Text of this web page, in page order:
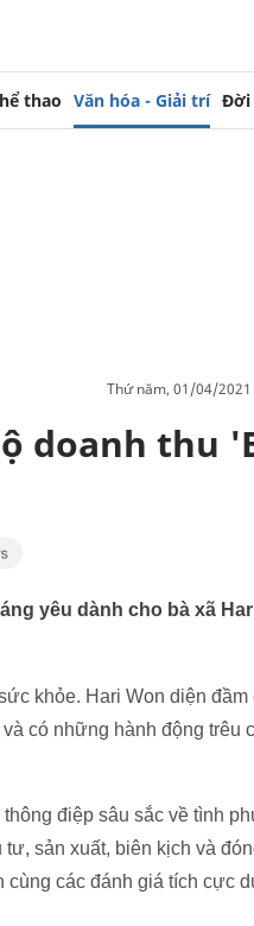
thao Văn hóa - Giải trí Đời
thứ năm, 01/04/
doanh thu
yêu dành cho bà xã
khỏe. Hari Won diện đầm
có những hành động trêu
điệp sâu sắc về tình
sản xuất, biên kịch và
các đánh giá tích cực